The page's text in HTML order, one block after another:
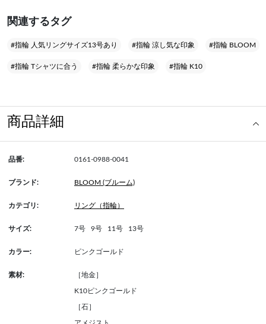
関連するタグ
#指輪 人気リングサイズ13号あり #指輪 涼し気な印象 #指輪 BLOOM
#指輪 Tシャツに合う #指輪 柔らかな印象 #指輪 K10
商品詳細
品番: 0161-0988-0041
ブランド: BLOOM (ブルーム)
カテゴリ: リング（指輪）
サイズ: 7号 9号 11号 13号
カラー: ピンクゴールド
素材: ［地金］
K10ピンクゴールド
［石］